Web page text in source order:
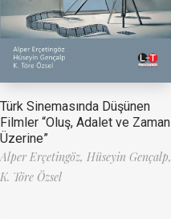
Türk Sinemasında Düşünen
Filmler “Oluş, Adalet ve Zaman
Üzerine”
Alper Erçetingöz, Hüseyin Gençalp,
K. Töre Özsel